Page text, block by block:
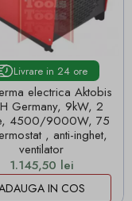
Livrare in 24 ore
electrica Aktobis
Germany, 9kW, 2
4500/9000W, 75
, anti-inghet,
ventilator
Pret
1.145,50 lei
IN COS